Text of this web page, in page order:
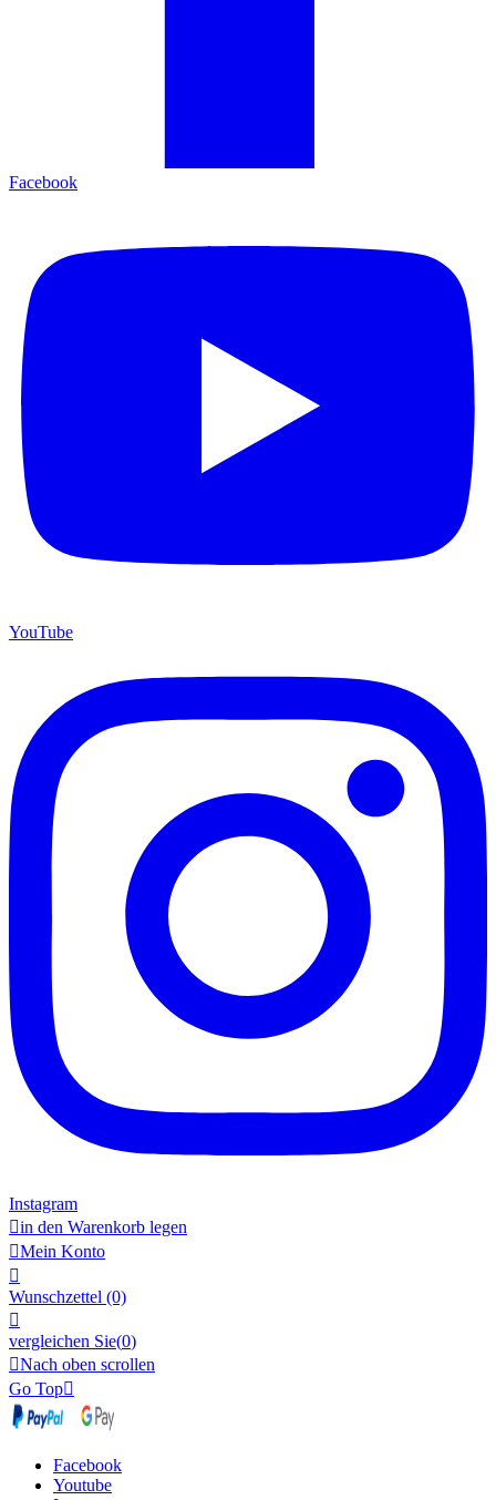
Facebook
YouTube
Instagram
in den Warenkorb legen
Mein Konto

Wunschzettel (0)

vergleichen Sie(0)
Nach oben scrollen
Go Top
Facebook
Youtube